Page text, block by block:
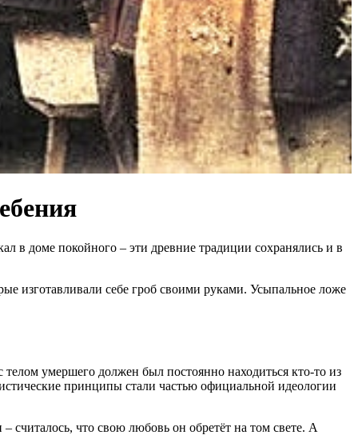
в доме покойного – эти древние традиции сохранялись и в
изготавливали себе гроб своими руками. Усыпальное ложе
умершего должен был постоянно находиться кто-то из
принципы стали частью официальной идеологии
считалось, что свою любовь он обретёт на том свете. А